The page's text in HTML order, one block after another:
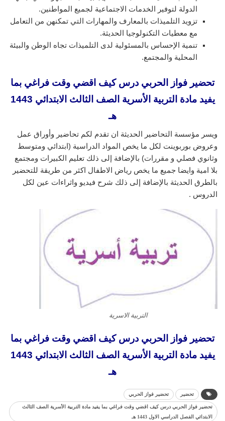
الدولة لتوفير الخدمات الاجتماعية لجميع المواطنين.
تزويد التلميذات بالمعارف والمهارات التي تمكنهن من التعامل
مع معطيات التكنولوجيا الحديثة.
تنمية الإحساس بالمسئولية لدى التلميذات تجاه الوطن والبيئة
المحلية والمجتمع.
تحضير فواز الحربي درس كيف اقضي وقت فراغي بما
يفيد مادة التربية الأسرية الصف الثالث الابتدائي 1443
هـ
ويسر مؤسسة التحاضير الحديثة ان تقدم لكم تحاضير وأوراق عمل
وعروض بوربوينت لكل ما يخص المواد الدراسية (ابتدائي ومتوسط
وثانوي فصلي و مقررات) بالإضافة إلى ذلك تعليم الكبيرات ومجتمع
بلا امية وايضا جميع ما يخص رياض الاطفال اكثر من طريقة للتحضير
بالطرق الحديثة بالإضافة إلى ذلك شرح فيديو واثراءات عين لكل
الدروس .
التربية الاسرية
تحضير فواز الحربي درس كيف اقضي وقت فراغي بما
يفيد مادة التربية الأسرية الصف الثالث الابتدائي 1443
هـ
تحضير تحضير فواز الحربي
تحضير فواز الحربي درس كيف اقضي وقت فراغي بما يفيد مادة التربية الأسرية الصف الثالث
الابتدائي الفصل الدراسي الاول 1443 هـ